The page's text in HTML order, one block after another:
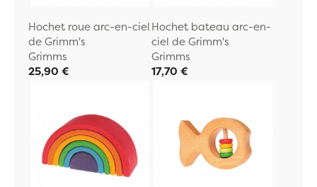
Hochet roue arc-en-ciel
de Grimm's
Grimms
25,90 €
Hochet bateau arc-en-
ciel de Grimm's
Grimms
17,70 €